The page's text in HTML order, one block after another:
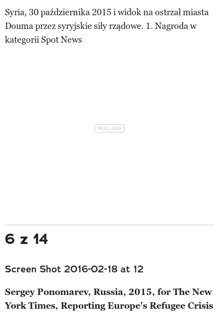
Syria, 30 października 2015 i widok na ostrzał miasta
Douma przez syryjskie siły rządowe. 1. Nagroda w
kategorii Spot News
6 z 14
Screen Shot 2016-02-18 at 12
Sergey Ponomarev, Russia, 2015, for The New
York Times, Reporting Europe's Refugee Crisis